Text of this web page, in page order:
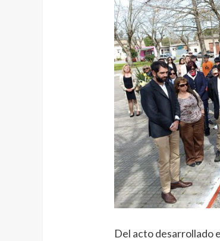
Del acto desarrollado